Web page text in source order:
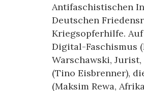
Antifaschistischen
Deutschen
Kriegsopferhilfe.
Digital-Faschismus
Warschawski,
(Tino Eisbrenner),
(Maksim Rewa,